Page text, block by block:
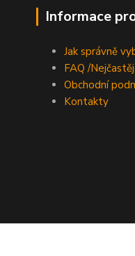
Informace
Jak správně
FAQ /
Obchodní
Kontakty